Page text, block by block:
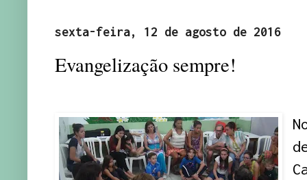
sexta-feira, 12 de agosto de 2016
Evangelização sempre!